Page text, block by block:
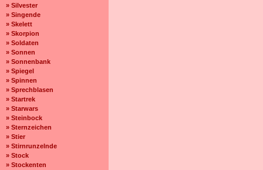
» Silvester
» Singende
» Skelett
» Skorpion
» Soldaten
» Sonnen
» Sonnenbank
» Spiegel
» Spinnen
» Sprechblasen
» Startrek
» Starwars
» Steinbock
» Sternzeichen
» Stier
» Stirnrunzelnde
» Stock
» Stockenten